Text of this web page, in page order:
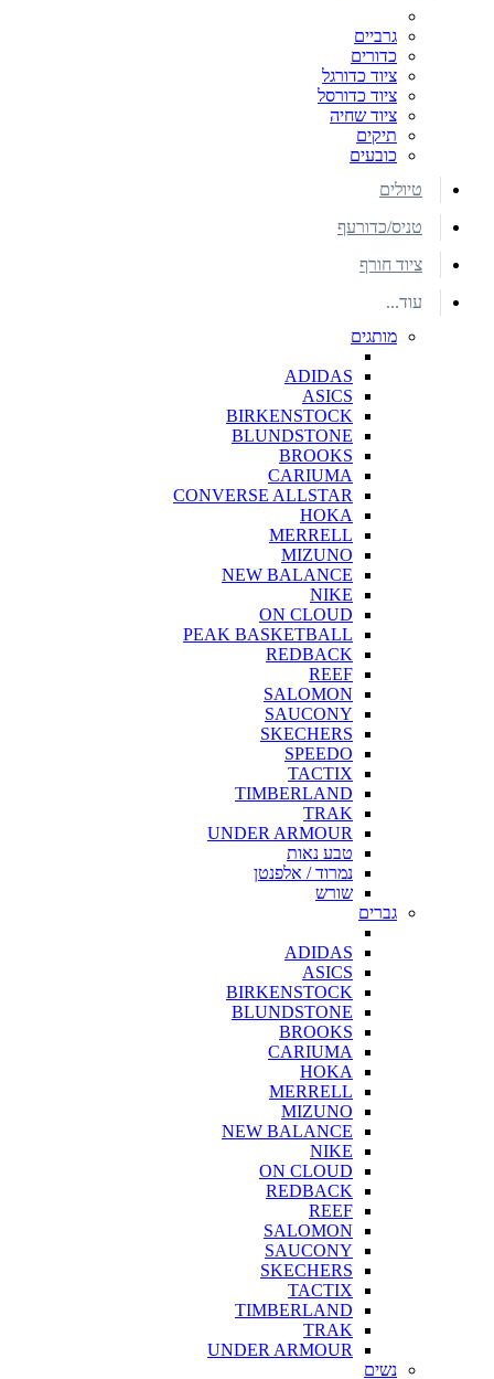
גרביים
כדורים
ציוד כדורגל
ציוד כדורסל
ציוד שחיה
תיקים
כובעים
טיולים
טניס/כדורעף
ציוד חורף
עוד...
מותגים
ADIDAS
ASICS
BIRKENSTOCK
BLUNDSTONE
BROOKS
CARIUMA
CONVERSE ALLSTAR
HOKA
MERRELL
MIZUNO
NEW BALANCE
NIKE
ON CLOUD
PEAK BASKETBALL
REDBACK
REEF
SALOMON
SAUCONY
SKECHERS
SPEEDO
TACTIX
TIMBERLAND
TRAK
UNDER ARMOUR
טבע נאות
נמרוד / אלפנטן
שורש
גברים
ADIDAS
ASICS
BIRKENSTOCK
BLUNDSTONE
BROOKS
CARIUMA
HOKA
MERRELL
MIZUNO
NEW BALANCE
NIKE
ON CLOUD
REDBACK
REEF
SALOMON
SAUCONY
SKECHERS
TACTIX
TIMBERLAND
TRAK
UNDER ARMOUR
נשים